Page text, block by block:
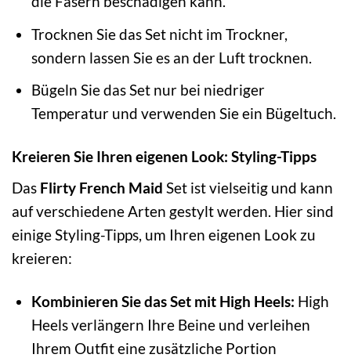
Trocknen Sie das Set nicht im Trockner,
sondern lassen Sie es an der Luft trocknen.
Bügeln Sie das Set nur bei niedriger
Temperatur und verwenden Sie ein Bügeltuch.
Kreieren Sie Ihren eigenen Look: Styling-Tipps
Das Flirty French Maid Set ist vielseitig und kann
auf verschiedene Arten gestylt werden. Hier sind
einige Styling-Tipps, um Ihren eigenen Look zu
kreieren:
Kombinieren Sie das Set mit High Heels: High
Heels verlängern Ihre Beine und verleihen
Ihrem Outfit eine zusätzliche Portion